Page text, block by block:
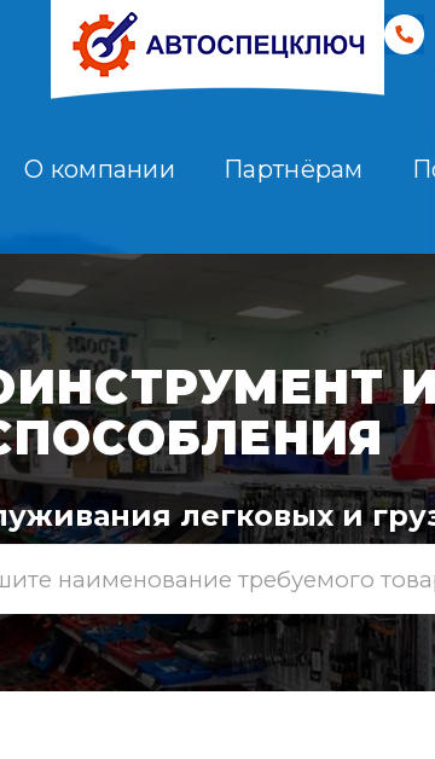
О компании Партнёрам
легковых и